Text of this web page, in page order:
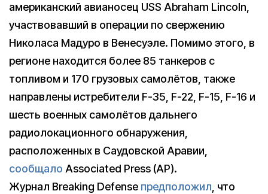
американский авианосец USS Abraham Lincoln,
участвовавший в операции по свержению
Николаса Мадуро в Венесуэле. Помимо этого, в
регионе находится более 85 танкеров с
топливом и 170 грузовых самолётов, также
направлены истребители F-35, F-22, F-15, F-16 и
шесть военных самолётов дальнего
радиолокационного обнаружения,
расположенных в Саудовской Аравии,
сообщало Associated Press (AP).
Журнал Breaking Defense предположил, что